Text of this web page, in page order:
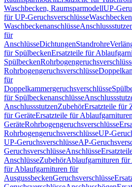
Waschbecken, RaumsparmodellUP-
für UP-Geruchsverschlüsse
Waschbeckenanschlüsse
für
AnschlüsseDichtungenStandrohre
für SpülbeckenErsatzteile für
Spülbecken
Rohrbogengeruchsverschlüsse
für
Doppelkammergeruchsverschlüsse
für Spülbeckenanschlüsse
AnschlussstutzenZubehörErsatzteile für
für GeräteErsatzteile für
GeräteRohrbogengeruchsverschlüsse
RohrbogengeruchsverschlüsseUP-
UP-GeruchsverschlüsseAP-
GeruchsverschlüsseAnschlüsse
AnschlüsseZubehörAblaufgarnituren für
für Ablaufgarnituren für
AusgussbeckenGeruchsverschlüsse